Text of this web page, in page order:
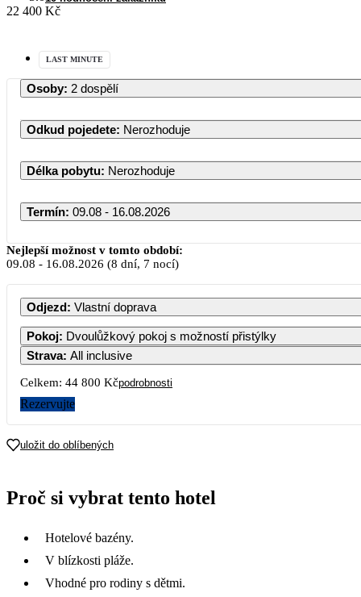
22 400 Kč
LAST MINUTE
Osoby: 2 dospělí
Odkud pojedete: Nerozhoduje
Délka pobytu: Nerozhoduje
Termín: 09.08 - 16.08.2026
PO
3
22 400
Nejlepší možnost v tomto období:
09.08 - 16.08.2026 (8 dní, 7 nocí)
Odjezd: Vlastní doprava
Pokoj: Dvoulůžkový pokoj s možností přistýlky
Strava: All inclusive
Celkem: 44 800 Kčpodrobnosti
Rezervujte
uložit do oblíbených
Proč si vybrat tento hotel
Hotelové bazény.
V blízkosti pláže.
Vhodné pro rodiny s dětmi.